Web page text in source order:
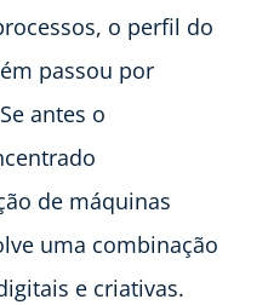
o perfil do
passou por
antes o
de máquinas
uma combinação
e criativas.